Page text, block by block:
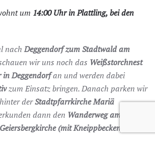
um 14:00 Uhr in Plattling, bei den
nachDeggendorf zum Stadtwald am
wir uns noch das Weißstorchnest
in Deggendorfan und werden dabei
zum Einsatz bringen. Danach parken wir
derStadtpfarrkirche Mariä
dann den Wanderweg am
(mit Kneippbecken)